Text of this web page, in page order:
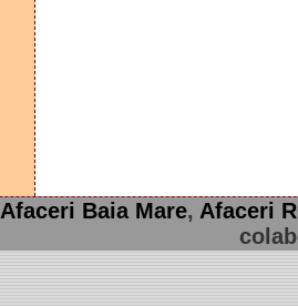
Afaceri Baia Mare, Afaceri